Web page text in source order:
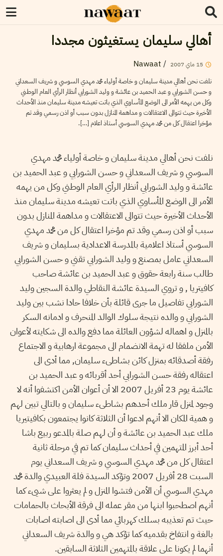
أهالي سليمان يستغيثون مجددا
15 ماي2007
/
Nawaat
نلفت نحن أهالي مدينة سليمان و خاصة أولياء محمد مهدي السوسي و شريف السعداني
و حسن الشورابي و عبد الحميد بن عائشة و وليد الشورابي أنظار الرأي العام الوطني
وكل من يهمه الأمر الى الوضع المأساوي الذي باتت تعيشه مدينة سليمان منذ الأحداث
الأخيرة حيث تتوالى الاعتقالات و مداهمة المنازل بدون سبب أو اذن رسمي وقد تم
مؤخرا اعتقال كل من محمد مهدي السوسي أستاذ اعلام […].
نلفت نحن أهالي مدينة سليمان و خاصة أولياء محمد مهدي
السوسي و شريف السعداني و حسن الشورابي و عبد الحميد بن
عائشة و وليد الشورابي أنظار الرأي العام الوطني وكل من يهمه
الأمر الى الوضع المأساوي الذي باتت تعيشه مدينة سليمان منذ
الأحداث الأخيرة حيث تتوالى الاعتقالات و مداهمة المنازل بدون
سبب أو اذن رسمي وقد تم مؤخرا اعتقال كل من محمد مهدي
السوسي أستاذ اعلامية بالمدرسة الاعدادية بسليمان و شريف
السعداني عامل بمصنع و وليد الشورابي تقني و حسن الشورابي
طالب سنة رابعة حقوق و عبد الحميد بن عائشة صاحب
كافيتريا , و تروي السيدة عائشة النقاطي والدة السجين وليد
الشورابي تفاصيل ما جرى قائلة بأن خلافا حادا نشب بين وليد
الشورابي و والده نتيجة سلوك الوالد المنحرف و ادمانه السكر
بالمنزل و اهماله لشؤون العائلة مما دفع والده الى شكايته لأعوان
الأمن ملفقا له تهمة الانضمام الى مجموعة ارهابية و الاجتماع
رفقة أصدقائه بمنزل كائن بشاطىء سليمان, مما أدى الى
اعتقاله رفقة حسن الشورابي أحد أقربائه و عبد الحميد بن
عائشة يوم 23 أفريل 2007 الا أن أعوان الأمن اكتشفوا أنه لا
وجود لمنزل قار ملك أحدهم بشاطىء سليمان و بالتالي تبين لهم
و همية المكان الا أنهم ادعوا أن الثلاثة كانوا يجتمعون بكافيتيريا
ملك عبد الحميد بن عائشة و أن لهم صلة بالمدعو ربيع باشا
أحد أبرز المتهمين في أحداث سليمان كما تم في مرحلة ثانية
اعتقال كل من محمد مهدي السوسي و شريف السعداني يوم
السبت 28 أفريل 2007 وتؤكد السيدة فلة العبيدي والدة محمد
مهدي السوسي أن الأمن فتشوا المنزل و لم يعثروا على شيىء كما
أنهم اصطحبوا ابنها من مقر عمله الى فرقة الأبحاث بالحمامات
حيث تم تعذيبه بسلك كهربائي مما أدى الى اصابته اصابات
بالغة و انتفاخ بقدميه كما تؤكد هي و والدة شريف السعداني
أنهما لم يكونا على علاقة بالمتهمين الثلاثة السابقين.